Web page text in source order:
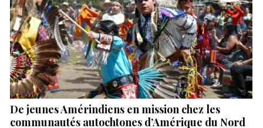
De jeunes Amérindiens en mission chez les
communautés autochtones d’Amérique du Nord